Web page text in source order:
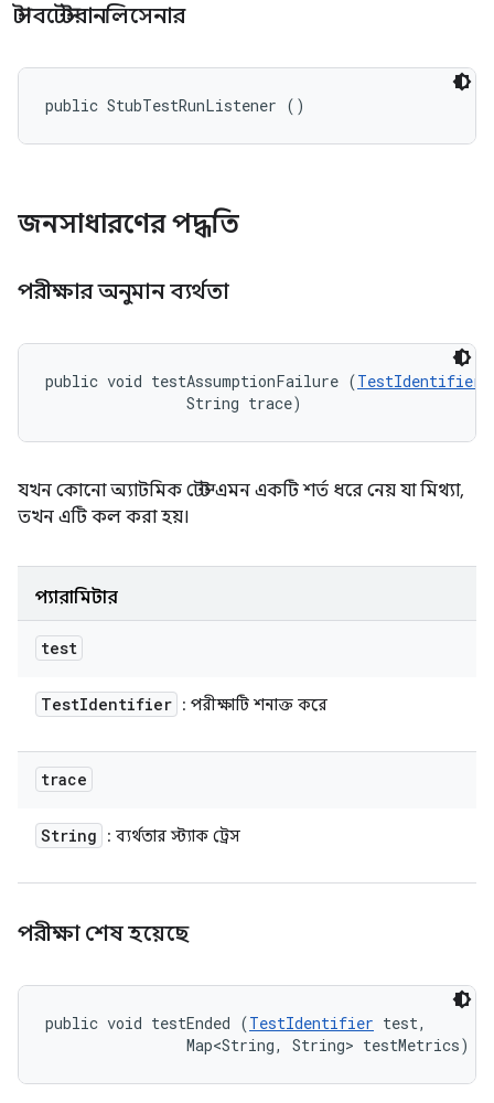
স্টাবটেস্টরানলিসেনার
public StubTestRunListener ()
জনসাধারণের পদ্ধতি
পরীক্ষার অনুমান ব্যর্থতা
public void testAssumptionFailure (TestIdentifier
                String trace)
যখন কোনো অ্যাটমিক টেস্ট এমন একটি শর্ত ধরে নেয় যা মিথ্যা,
তখন এটি কল করা হয়।
প্যারামিটার
test
TestIdentifier : পরীক্ষাটি শনাক্ত করে
trace
String : ব্যর্থতার স্ট্যাক ট্রেস
পরীক্ষা শেষ হয়েছে
public void testEnded (TestIdentifier test,
                Map<String, String> testMetrics)